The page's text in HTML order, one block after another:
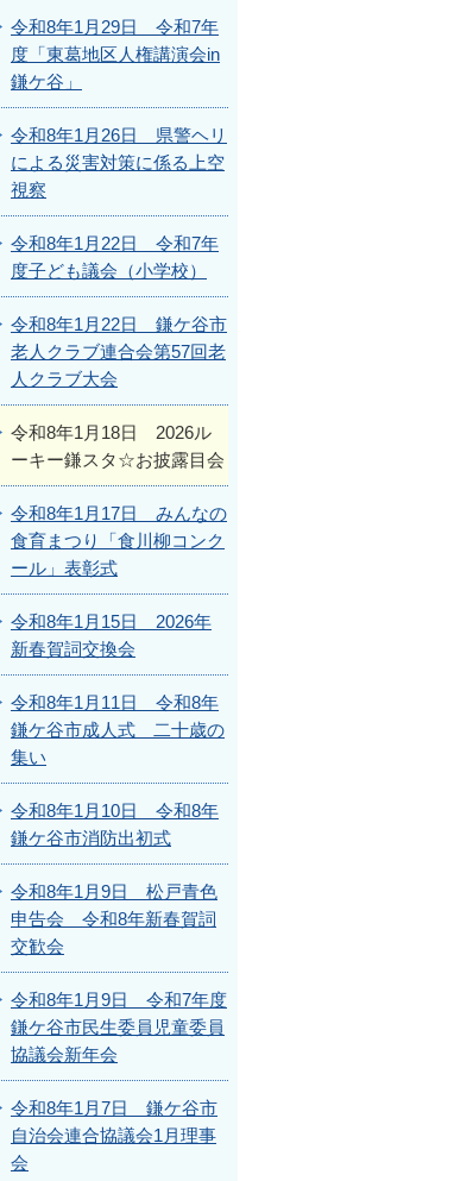
令和8年1月29日 令和7年
度「東葛地区人権講演会in
鎌ケ谷」
令和8年1月26日 県警ヘリ
による災害対策に係る上空
視察
令和8年1月22日 令和7年
度子ども議会（小学校）
令和8年1月22日 鎌ケ谷市
老人クラブ連合会第57回老
人クラブ大会
令和8年1月18日 2026ル
ーキー鎌スタ☆お披露目会
令和8年1月17日 みんなの
食育まつり「食川柳コンク
ール」表彰式
令和8年1月15日 2026年
新春賀詞交換会
令和8年1月11日 令和8年
鎌ケ谷市成人式 二十歳の
集い
令和8年1月10日 令和8年
鎌ケ谷市消防出初式
令和8年1月9日 松戸青色
申告会 令和8年新春賀詞
交歓会
令和8年1月9日 令和7年度
鎌ケ谷市民生委員児童委員
協議会新年会
令和8年1月7日 鎌ケ谷市
自治会連合協議会1月理事
会